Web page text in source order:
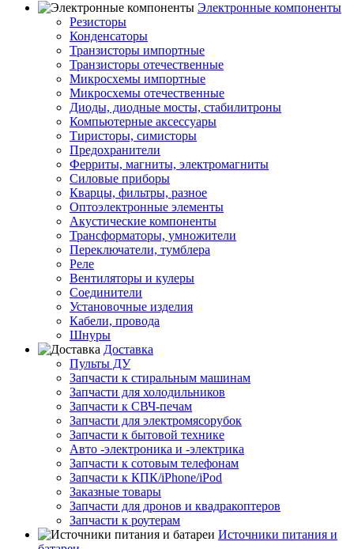
Электронные компоненты
Резисторы
Конденсаторы
Транзисторы импортные
Транзисторы отечественные
Микросхемы импортные
Микросхемы отечественные
Диоды, диодные мосты, стабилитроны
Компьютерные аксессуары
Тиристоры, симисторы
Предохранители
Ферриты, магниты, электромагниты
Силовые приборы
Кварцы, фильтры, разное
Оптоэлектронные элементы
Акустические компоненты
Трансформаторы, умножители
Переключатели, тумблера
Реле
Вентиляторы и кулеры
Соединители
Установочные изделия
Кабели, провода
Шнуры
Доставка
Пульты ДУ
Запчасти к стиральным машинам
Запчасти для холодильников
Запчасти к СВЧ-печам
Запчасти для электромясорубок
Запчасти к бытовой технике
Авто -электроника и -электрика
Запчасти к сотовым телефонам
Запчасти к КПК/iPhone/iPod
Заказные товары
Запчасти для дронов и квадракоптеров
Запчасти к роутерам
Источники питания и